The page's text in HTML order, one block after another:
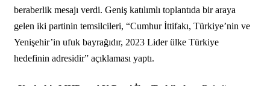
beraberlik mesajı verdi. Geniş katılımlı toplantıda bir araya
gelen iki partinin temsilcileri, “Cumhur İttifakı, Türkiye’nin ve
Yenişehir’in ufuk bayrağıdır, 2023 Lider ülke Türkiye
hedefinin adresidir” açıklaması yaptı.